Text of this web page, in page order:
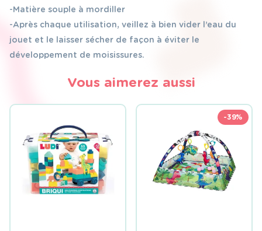
-Matière souple à mordiller
-Après chaque utilisation, veillez à bien vider l’eau du
jouet et le laisser sécher de façon à éviter le
développement de moisissures.
Vous aimerez aussi
-39%